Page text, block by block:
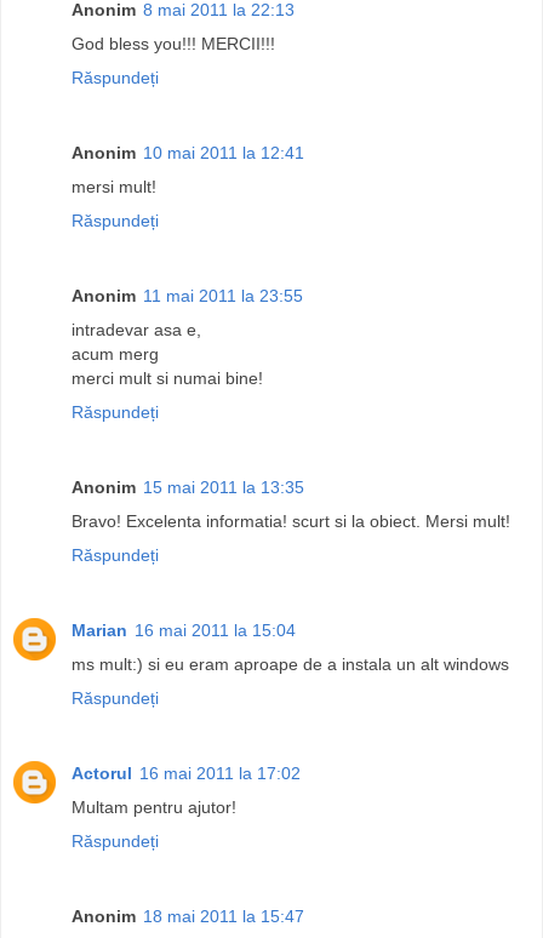
Anonim 8 mai 2011 la 22:13
God bless you!!! MERCII!!!
Răspundeți
Anonim 10 mai 2011 la 12:41
mersi mult!
Răspundeți
Anonim 11 mai 2011 la 23:55
intradevar asa e,
acum merg
merci mult si numai bine!
Răspundeți
Anonim 15 mai 2011 la 13:35
Bravo! Excelenta informatia! scurt si la obiect. Mersi mult!
Răspundeți
Marian 16 mai 2011 la 15:04
ms mult:) si eu eram aproape de a instala un alt windows
Răspundeți
Actorul 16 mai 2011 la 17:02
Multam pentru ajutor!
Răspundeți
Anonim 18 mai 2011 la 15:47